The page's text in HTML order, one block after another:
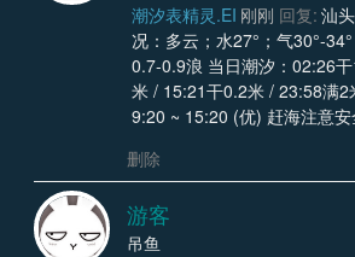
潮汐表精灵.EI 刚刚 回复: 汕
况：多云；水27°；气30°-
0.7-0.9浪 当日潮汐：02:26
米 / 15:21干0.2米 / 23:58满2
9:20 ~ 15:20 (优) 赶海注意安
删除
游客
吊鱼